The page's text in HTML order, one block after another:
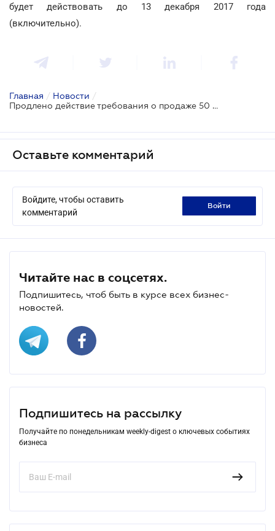
будет действовать до 13 декабря 2017 года
(включительно).
Главная / Новости /
Продлено действие требования о продаже 50 процентов валютной выручки
Оставьте комментарий
Войдите, чтобы оставить
комментарий
войти
Читайте нас в соцсетях.
Подпишитесь, чтоб быть в курсе всех бизнес-
новостей.
Подпишитесь на рассылку
Получайте по понедельникам weekly-digest о ключевых событиях
бизнеса